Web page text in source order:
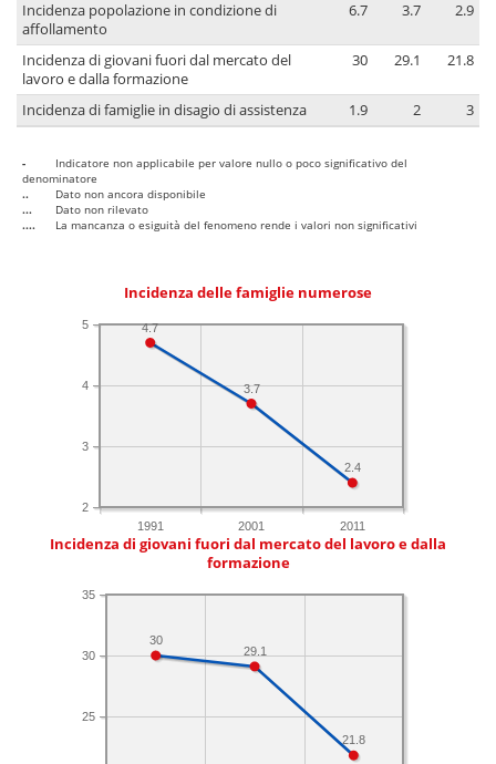
Incidenza popolazione in condizione di
affollamento
6.7 3.7 2.9
Incidenza di giovani fuori dal mercato del
lavoro e dalla formazione
30 29.1 21.8
Incidenza di famiglie in disagio di assistenza 1.9 2 3
-
Indicatore non applicabile per valore nullo o poco significativo del
denominatore
..
Dato non ancora disponibile
...
Dato non rilevato
....
La mancanza o esiguità del fenomeno rende i valori non significativi
Incidenza delle famiglie numerose
1991 2001 2011
2
3
4
5
2.4
3.7
4.7
Incidenza di giovani fuori dal mercato del lavoro e dalla
formazione
25
30
35
21.8
29.1
30